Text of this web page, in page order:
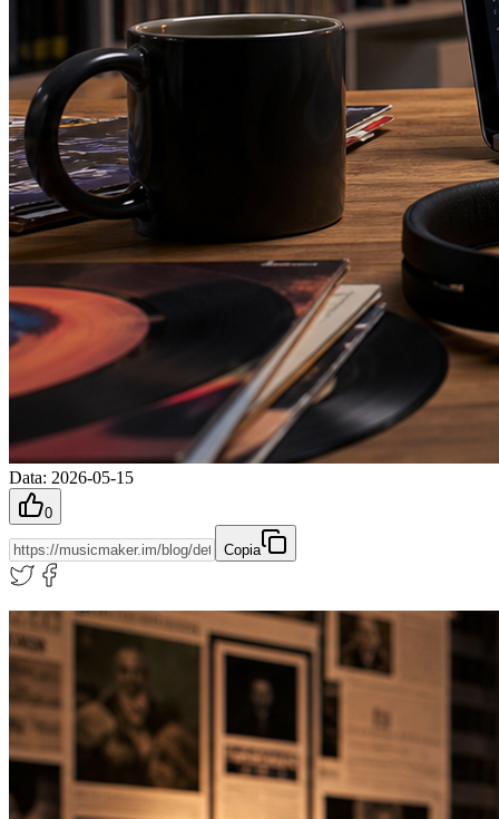
Data: 2026-05-15
0
Copia